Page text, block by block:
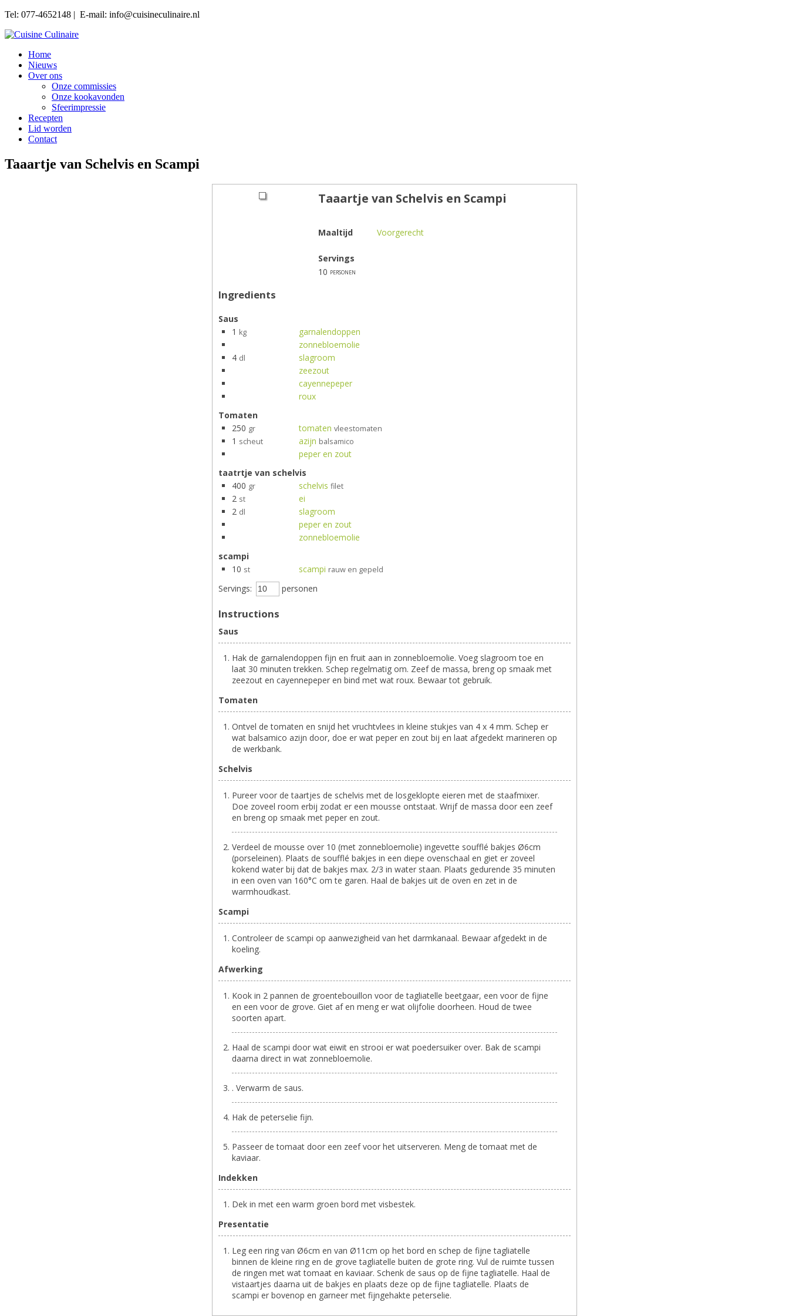
Tel: 077-4652148 | E-mail: info@cuisineculinaire.nl
Home
Nieuws
Over ons
Onze commissies
Onze kookavonden
Sfeerimpressie
Recepten
Lid worden
Contact
Taaartje van Schelvis en Scampi
Taaartje van Schelvis en Scampi
Maaltijd Voorgerecht
Servings
10 personen
Ingredients
Saus
1 kg
garnalendoppen
zonnebloemolie
4 dl
slagroom
zeezout
cayennepeper
roux
Tomaten
250 gr tomaten vleestomaten
1 scheut azijn balsamico
peper en zout
taatrtje van schelvis
400 gr schelvis filet
2 st
ei
2 dl
slagroom
peper en zout
zonnebloemolie
scampi
10 st scampi rauw en gepeld
Servings: personen
Instructions
Saus
Hak de garnalendoppen fijn en fruit aan in zonnebloemolie. Voeg slagroom toe en
laat 30 minuten trekken. Schep regelmatig om. Zeef de massa, breng op smaak met
zeezout en cayennepeper en bind met wat roux. Bewaar tot gebruik.
Tomaten
Ontvel de tomaten en snijd het vruchtvlees in kleine stukjes van 4 x 4 mm. Schep er
wat balsamico azijn door, doe er wat peper en zout bij en laat afgedekt marineren op
de werkbank.
Schelvis
Pureer voor de taartjes de schelvis met de losgeklopte eieren met de staafmixer.
Doe zoveel room erbij zodat er een mousse ontstaat. Wrijf de massa door een zeef
en breng op smaak met peper en zout.
Verdeel de mousse over 10 (met zonnebloemolie) ingevette soufflé bakjes Ø6cm
(porseleinen). Plaats de soufflé bakjes in een diepe ovenschaal en giet er zoveel
kokend water bij dat de bakjes max. 2/3 in water staan. Plaats gedurende 35 minuten
in een oven van 160°C om te garen. Haal de bakjes uit de oven en zet in de
warmhoudkast.
Scampi
Controleer de scampi op aanwezigheid van het darmkanaal. Bewaar afgedekt in de
koeling.
Afwerking
Kook in 2 pannen de groentebouillon voor de tagliatelle beetgaar, een voor de fijne
en een voor de grove. Giet af en meng er wat olijfolie doorheen. Houd de twee
soorten apart.
Haal de scampi door wat eiwit en strooi er wat poedersuiker over. Bak de scampi
daarna direct in wat zonnebloemolie.
. Verwarm de saus.
Hak de peterselie fijn.
Passeer de tomaat door een zeef voor het uitserveren. Meng de tomaat met de
kaviaar.
Indekken
Dek in met een warm groen bord met visbestek.
Presentatie
Leg een ring van Ø6cm en van Ø11cm op het bord en schep de fijne tagliatelle
binnen de kleine ring en de grove tagliatelle buiten de grote ring. Vul de ruimte tussen
de ringen met wat tomaat en kaviaar. Schenk de saus op de fijne tagliatelle. Haal de
vistaartjes daarna uit de bakjes en plaats deze op de fijne tagliatelle. Plaats de
scampi er bovenop en garneer met fijngehakte peterselie.